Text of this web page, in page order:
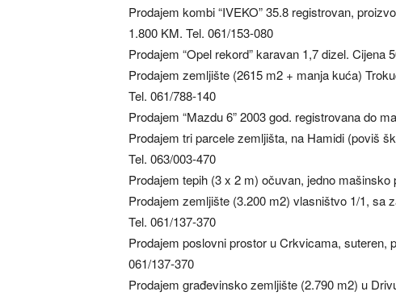
Prodajem kombi “IVEKO” 35.8 registrovan,
1.800 KM. Tel. 061/153-080
Prodajem “Opel rekord” karavan 1,7 dizel. Cijena
Prodajem zemljište (2615 m2 + manja kuća)
Tel. 061/788-140
Prodajem “Mazdu 6” 2003 god. registrovana do
Prodajem tri parcele zemljišta, na Hamidi (poviš
Tel. 063/003-470
Prodajem tepih (3 x 2 m) očuvan, jedno
Prodajem zemljište (3.200 m2) vlasništvo 1/1, sa
Tel. 061/137-370
Prodajem poslovni prostor u Crkvicama, suteren,
061/137-370
Prodajem građevinsko zemljište (2.790 m2) u